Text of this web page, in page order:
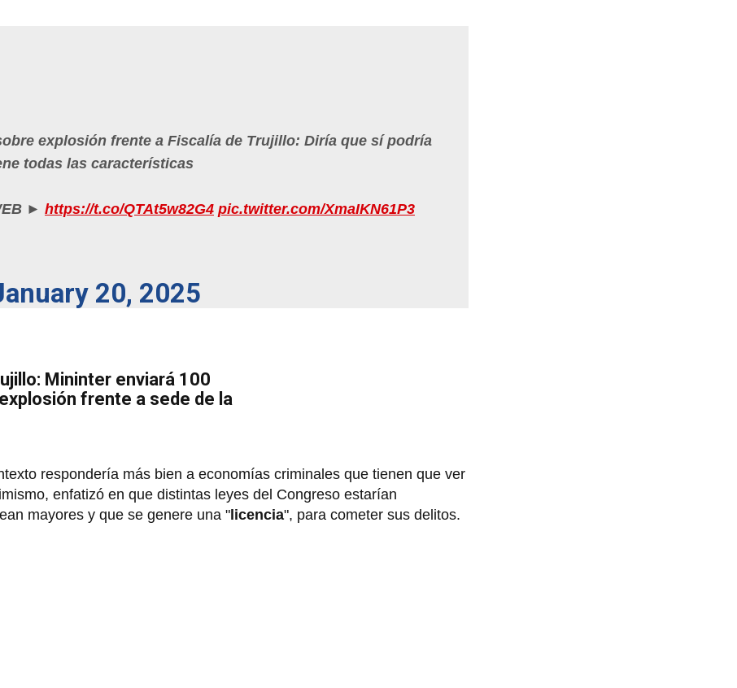
explosión frente a Fiscalía de Trujillo: Diría que sí podría
todas las características
► https://t.co/QTAt5w82G4 pic.twitter.com/XmaIKN61P3
20, 2025
Mininter enviará 100
frente a sede de la
respondería más bien a economías criminales que tienen que ver
enfatizó en que distintas leyes del Congreso estarían
mayores y que se genere una "licencia", para cometer sus delitos.